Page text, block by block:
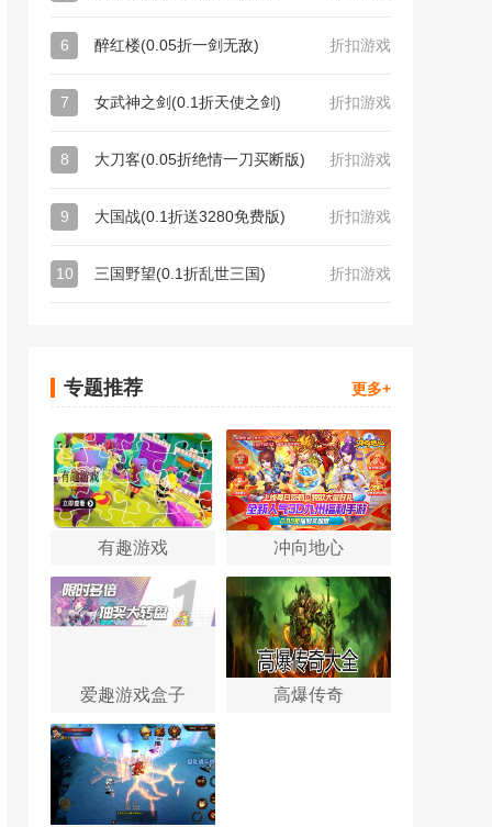
6 醉红楼(0.05折一剑无敌) 折扣游戏
7 女武神之剑(0.1折天使之剑) 折扣游戏
8 大刀客(0.05折绝情一刀买断版) 折扣游戏
9 大国战(0.1折送3280免费版) 折扣游戏
10 三国野望(0.1折乱世三国) 折扣游戏
专题推荐 更多+
有趣游戏 冲向地心
爱趣游戏盒子 高爆传奇